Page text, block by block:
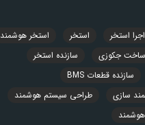
اجرا استخر استخر
استخر هوشمند
ساخت جکوزی
سازنده استخر
سازنده قطعات BMS
سازی
طراحی سیستم هوشمند